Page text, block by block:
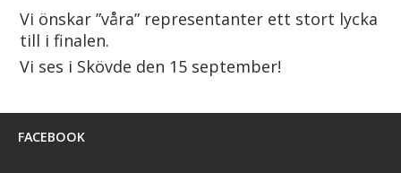
Vi önskar ”våra” representanter ett stort lycka
till i finalen.
Vi ses i Skövde den 15 september!
FACEBOOK